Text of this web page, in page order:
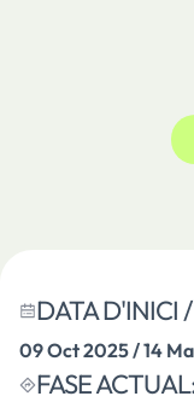
DATA D'INICI
09 Oct 2025 / 14
FASE